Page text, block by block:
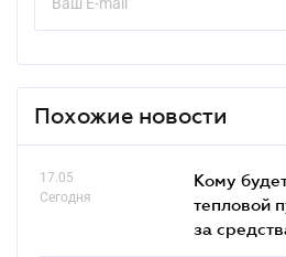
Похожие новости
17.05
Сегодня
Кому
тепловой
за